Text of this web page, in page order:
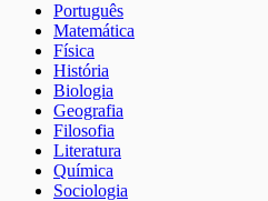
Português
Matemática
Física
História
Biologia
Geografia
Filosofia
Literatura
Química
Sociologia